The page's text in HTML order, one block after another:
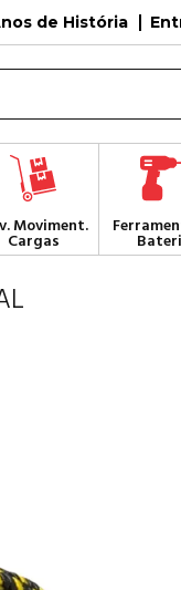
de História
Moviment.
Cargas